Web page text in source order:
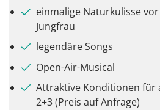
einmalige Naturkulisse
Jungfrau
legendäre Songs
Open-Air-Musical
Attraktive Konditionen für
2+3 (Preis auf Anfrage)